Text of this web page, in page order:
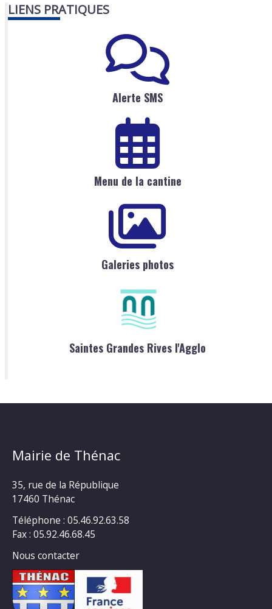
LIENS PRATIQUES
Alerte SMS
Menu de la cantine
Galeries photos
Saintes Grandes Rives l'Agglo
Mairie de Thénac
35, rue de la République
17460 Thénac
Téléphone : 05.46.92.63.58
Fax : 05.92.46.68.45
Nous contacter